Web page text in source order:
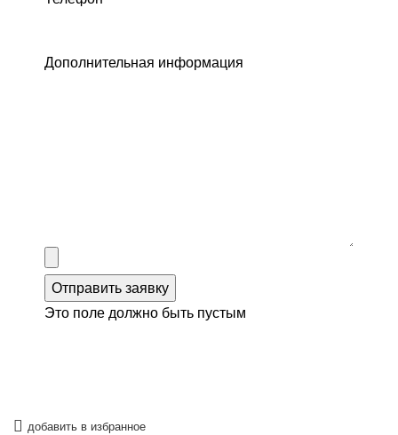
Дополнительная информация
Отправить заявку
Это поле должно быть пустым
добавить в избранное